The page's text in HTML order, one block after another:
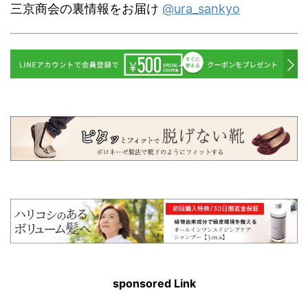
三京商会の裏情報をお届け @ura_sankyo
sponsored Link